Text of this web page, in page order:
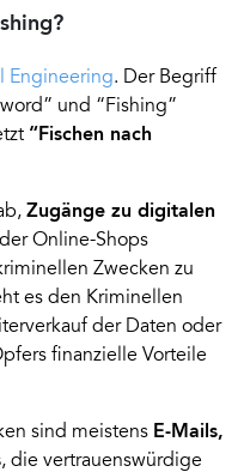
Engineering. Der Begriff
und “Fishing”
“Fischen nach
Zugänge zu digitalen
Online-Shops
Zwecken zu
es den Kriminellen
der Daten oder
finanzielle Vorteile
sind meistens E-Mails,
, die vertrauenswürdige